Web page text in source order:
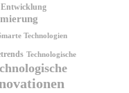
Entwicklung
Technologien
Technologische